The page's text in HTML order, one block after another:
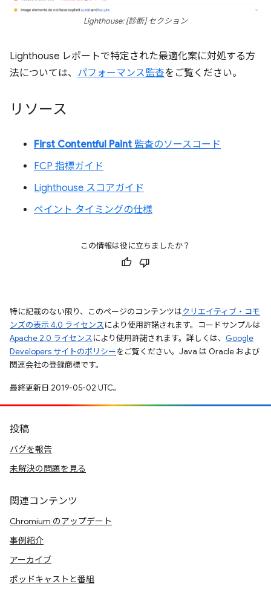
Lighthouse: [診断] セクション
Lighthouse レポートで特定された最適化案に対処する方
法については、 パフォーマンス監査をご覧ください。
リソース
First Contentful Paint 監査のソースコード
FCP 指標ガイド
Lighthouse スコアガイド
ペイント タイミングの仕様
この情報は役に立ちましたか？
特に記載のない限り、このページのコンテンツはクリエイティブ・コモ
ンズの表示 4.0 ライセンスにより使用許諾されます。コードサンプルは
Apache 2.0 ライセンスにより使用許諾されます。詳しくは、 Google
Developers サイトのポリシーをご覧ください。Java は Oracle および
関連会社の登録商標です。
最終更新日 2019-05-02 UTC。
投稿
バグを報告
未解決の問題を見る
関連コンテンツ
Chromium のアップデート
事例紹介
アーカイブ
ポッドキャストと番組